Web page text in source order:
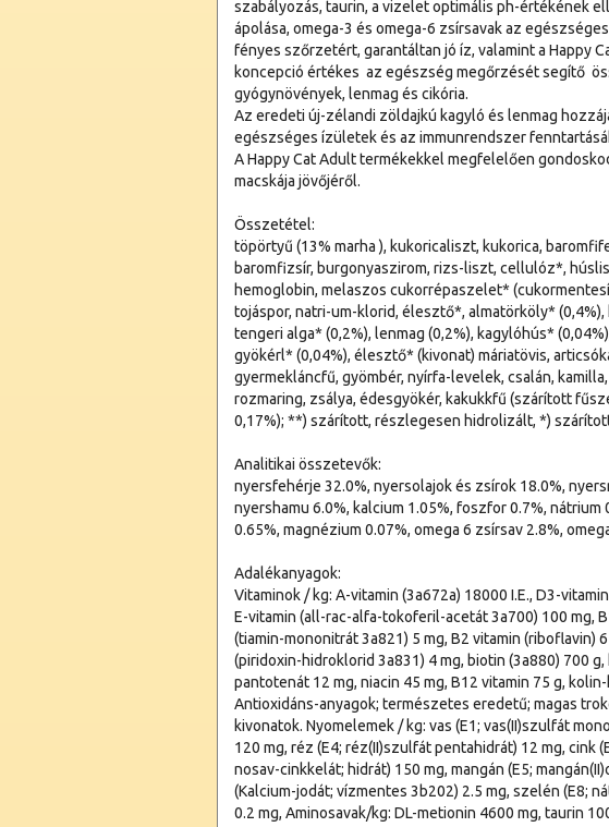
szabályozás, taurin, a vizelet optimális ph-értékének
ápolása, omega-3 és omega-6 zsírsavak az
fényes szőrzetért, garantáltan jó íz, valamint a Happy
koncepció értékes  az egészség megőrzését segítő 
gyógynövények, lenmag és cikória.
Az eredeti új-zélandi zöldajkú kagyló és lenmag
egészséges ízületek és az immunrendszer
A Happy Cat Adult termékekkel megfelelően
macskája jövőjéről.
Összetétel:
töpörtyű (13% marha ), kukoricaliszt, kukorica,
baromfizsír, burgonyaszirom, rizs-liszt, cellulóz*,
hemoglobin, melaszos cukorrépaszelet*
tojáspor, natri-um-klorid, élesztő*, almatörköly* (0,4%),
tengeri alga* (0,2%), lenmag (0,2%), kagylóhús*
gyökérl* (0,04%), élesztő* (kivonat) máriatövis,
gyermekláncfű, gyömbér, nyírfa-levelek, csalán,
rozmaring, zsálya, édesgyökér, kakukkfű (szárított
0,17%); **) szárított, részlegesen hidrolizált, *)
Analitikai összetevők:
nyersfehérje 32.0%, nyersolajok és zsírok 18.0%,
nyershamu 6.0%, kalcium 1.05%, foszfor 0.7%, nátrium
0.65%, magnézium 0.07%, omega 6 zsírsav 2.8%,
Adalékanyagok:
Vitaminok / kg: A-vitamin (3a672a) 18000 I.E., D3-
E-vitamin (all-rac-alfa-tokoferil-acetát 3a700) 100 mg,
(tiamin-mononitrát 3a821) 5 mg, B2 vitamin (riboflavin)
(piridoxin-hidroklorid 3a831) 4 mg, biotin (3a880) 700
pantotenát 12 mg, niacin 45 mg, B12 vitamin 75 g,
Antioxidáns-anyagok; természetes eredetű; magas
kivonatok. Nyomelemek / kg: vas (E1; vas(II)szulfát
120 mg, réz (E4; réz(II)szulfát pentahidrát) 12 mg, cink
nosav-cinkkelát; hidrát) 150 mg, mangán (E5;
(Kalcium-jodát; vízmentes 3b202) 2.5 mg, szelén (E8;
0.2 mg, Aminosavak/kg: DL-metionin 4600 mg, taurin